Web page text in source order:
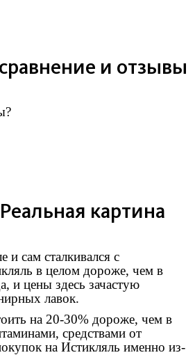
и отзывы
картина
и сам сталкивался с
в целом дороже, чем в
и цены здесь зачастую
лавок.
на 20-30% дороже, чем в
средствами от
на Истикляль именно из-